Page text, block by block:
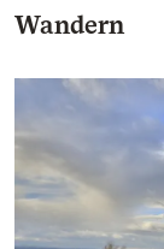
Wandern